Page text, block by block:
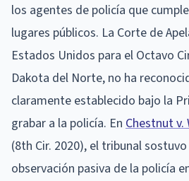
los agentes de policía que
lugares públicos. La Corte de
Estados Unidos para el Octavo
Dakota del Norte, no ha
claramente establecido bajo la
grabar a la policía. En Chestnut v.
(8th Cir. 2020), el tribunal
observación pasiva de la policía